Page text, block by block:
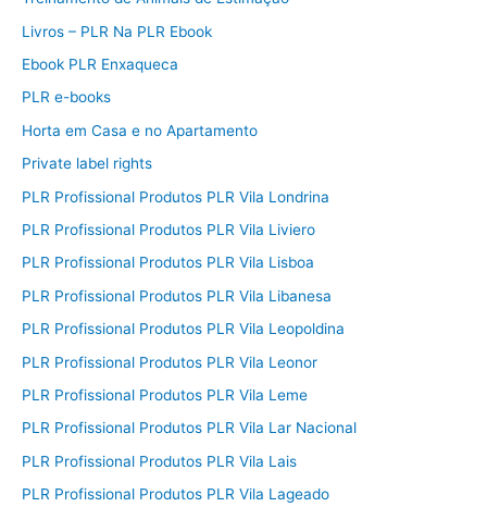
Livros – PLR Na PLR Ebook
Ebook PLR Enxaqueca
PLR e-books
Horta em Casa e no Apartamento
Private label rights
PLR Profissional Produtos PLR Vila Londrina
PLR Profissional Produtos PLR Vila Liviero
PLR Profissional Produtos PLR Vila Lisboa
PLR Profissional Produtos PLR Vila Libanesa
PLR Profissional Produtos PLR Vila Leopoldina
PLR Profissional Produtos PLR Vila Leonor
PLR Profissional Produtos PLR Vila Leme
PLR Profissional Produtos PLR Vila Lar Nacional
PLR Profissional Produtos PLR Vila Lais
PLR Profissional Produtos PLR Vila Lageado